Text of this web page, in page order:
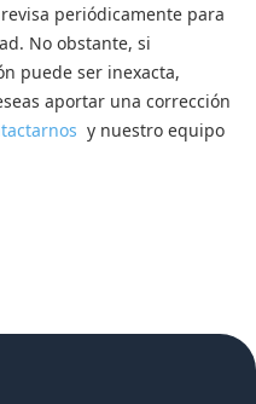
periódicamente para
No obstante, si
puede ser inexacta,
aportar una corrección
y nuestro equipo